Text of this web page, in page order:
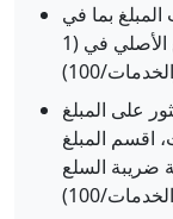
بما في
ذلك ضريبة السلع والخدمات، اضرب المبلغ الأصلي في (1
على المبلغ
اقسم المبلغ
على (1 + نسبة ضريبة السلع